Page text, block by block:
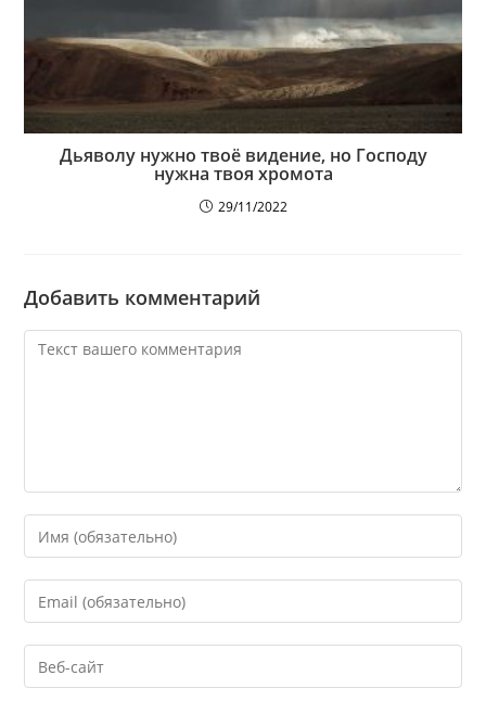
Дьяволу нужно твоё видение, но Господу
нужна твоя хромота
29/11/2022
Добавить комментарий